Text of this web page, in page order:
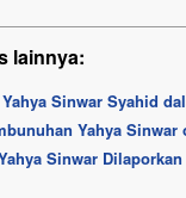
lainnya:
Sinwar Syahid
Yahya
Sinwar